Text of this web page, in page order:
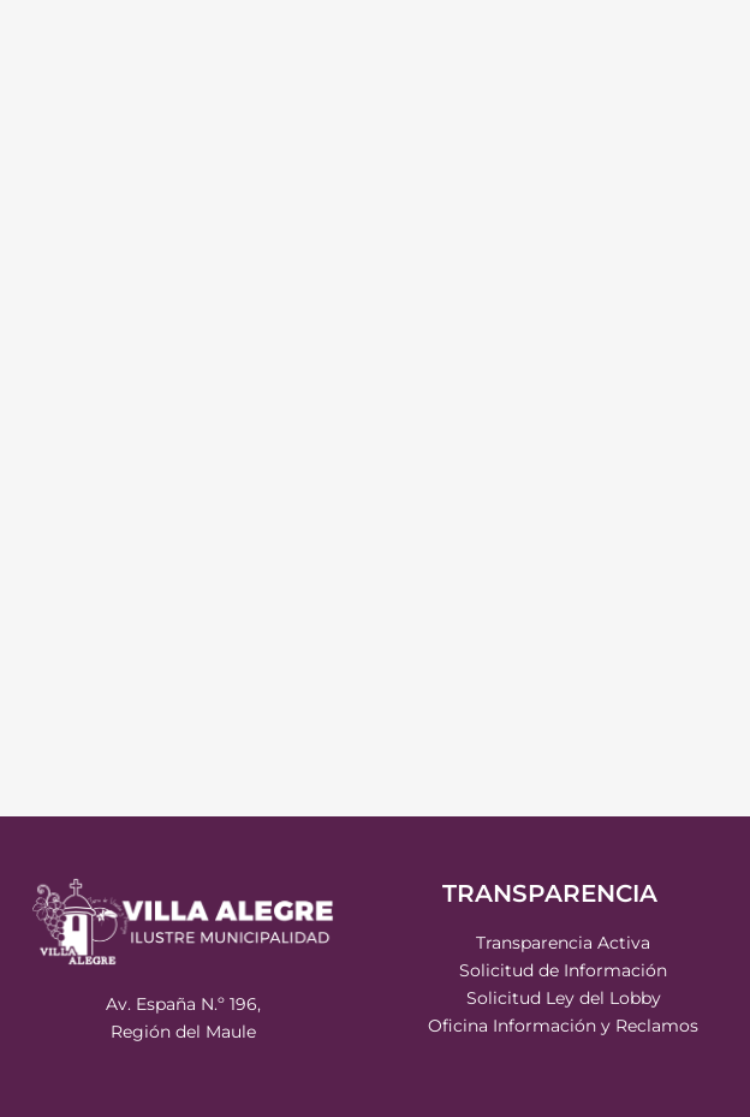
Av. España N.º 196,
Región del Maule
TRANSPARENCIA
Transparencia Activa
Solicitud de Información
Solicitud Ley del Lobby
Oficina Información y Reclamos